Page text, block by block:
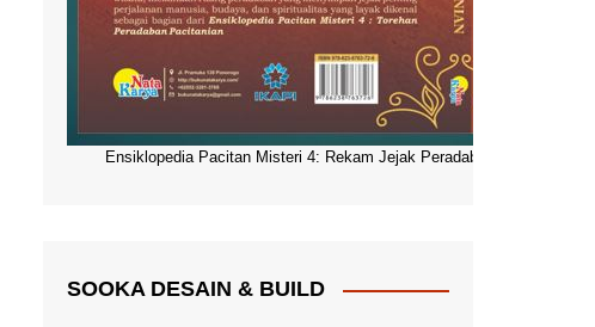
Ensiklopedia Pacitan Misteri 4: Rekam Jejak Peradaban Dunia
SOOKA DESAIN & BUILD